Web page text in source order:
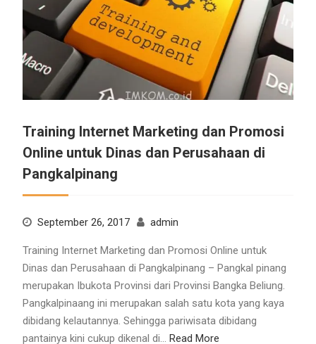
Training Internet Marketing dan Promosi
Online untuk Dinas dan Perusahaan di
Pangkalpinang
September 26, 2017 admin
Training Internet Marketing dan Promosi Online untuk
Dinas dan Perusahaan di Pangkalpinang – Pangkal pinang
merupakan Ibukota Provinsi dari Provinsi Bangka Beliung.
Pangkalpinaang ini merupakan salah satu kota yang kaya
dibidang kelautannya. Sehingga pariwisata dibidang
pantainya kini cukup dikenal di… Read More